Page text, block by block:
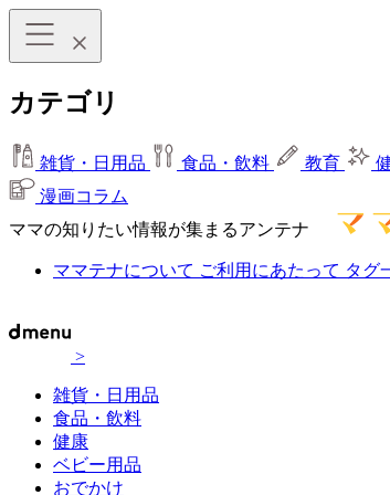
カテゴリ
雑貨・日用品 食品・飲料 教育
漫画コラム
ママの知りたい情報が集まるアンテナ
ママテナについて ご利用にあたって タグ
>
雑貨・日用品
食品・飲料
健康
ベビー用品
おでかけ